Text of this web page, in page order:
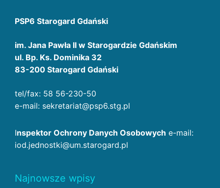
PSP6 Starogard Gdański
im. Jana Pawła II w Starogardzie Gdańskim
ul. Bp. Ks. Dominika 32
83-200 Starogard Gdański
tel/fax: 58 56-230-50
e-mail: sekretariat@psp6.stg.pl
Inspektor Ochrony Danych Osobowych e-mail:
iod.jednostki@um.starogard.pl
Najnowsze wpisy